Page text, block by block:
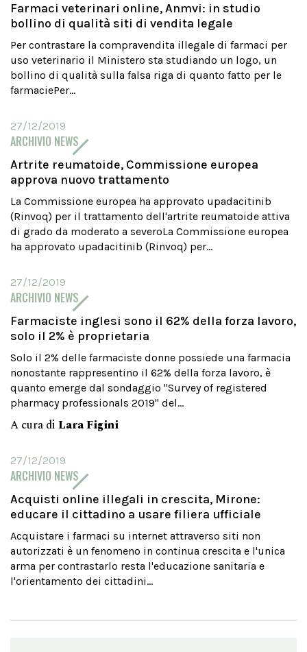
Farmaci veterinari online, Anmvi: in studio
bollino di qualità siti di vendita legale
Per contrastare la compravendita illegale di farmaci per
uso veterinario il Ministero sta studiando un logo, un
bollino di qualità sulla falsa riga di quanto fatto per le
farmaciePer...
27/12/2019
ARCHIVIO NEWS
Artrite reumatoide, Commissione europea
approva nuovo trattamento
La Commissione europea ha approvato upadacitinib
(Rinvoq) per il trattamento dell'artrite reumatoide attiva
di grado da moderato a severoLa Commissione europea
ha approvato upadacitinib (Rinvoq) per...
27/12/2019
ARCHIVIO NEWS
Farmaciste inglesi sono il 62% della forza lavoro,
solo il 2% è proprietaria
Solo il 2% delle farmaciste donne possiede una farmacia
nonostante rappresentino il 62% della forza lavoro, è
quanto emerge dal sondaggio "Survey of registered
pharmacy professionals 2019" del...
A cura di Lara Figini
27/12/2019
ARCHIVIO NEWS
Acquisti online illegali in crescita, Mirone:
educare il cittadino a usare filiera ufficiale
Acquistare i farmaci su internet attraverso siti non
autorizzati è un fenomeno in continua crescita e l'unica
arma per contrastarlo resta l'educazione sanitaria e
l'orientamento dei cittadini...